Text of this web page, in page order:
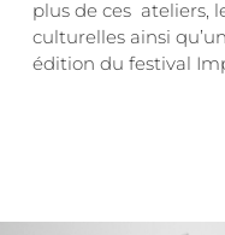
plus de ces ateliers,
culturelles ainsi
édition du festival